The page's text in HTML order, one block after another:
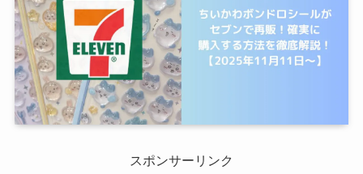
スポンサーリンク